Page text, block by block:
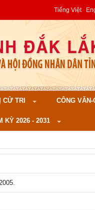
Tiếng Việt
CỬ TRI CÔNG
KỲ 2026 - 2031